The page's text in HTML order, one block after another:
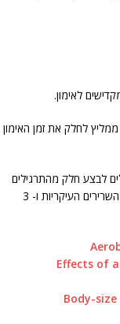
לאימון.
לפעילות גופנית, אני ממליץ לחלק את זמן האימון
לבצע חלק מהתרגילים
ניתן למצוא תרגילים חלופיים עם התנגדות נמוכה יותר). אימון של 3 תרגילים המאמנים את קבוצות השרירים העיקריות ו- 3
Effects of
Body-